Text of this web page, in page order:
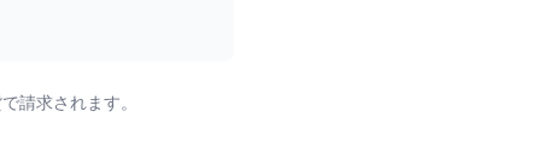
請求されます。